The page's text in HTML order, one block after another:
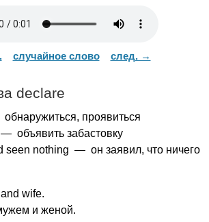
случайное слово след. →
declare
проявиться
— объявить забастовку
seen nothing — он заявил, что ничего
and wife.
и женой.